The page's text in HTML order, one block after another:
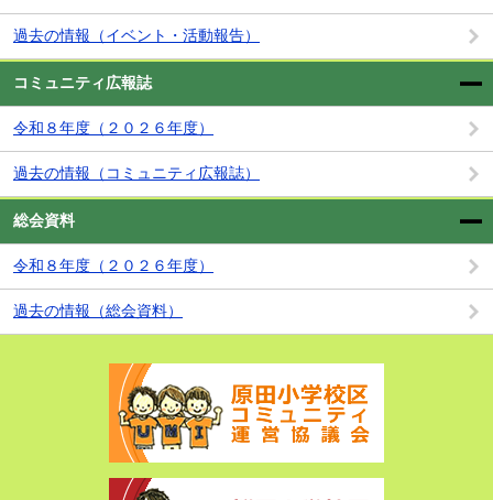
過去の情報（イベント・活動報告）
コミュニティ広報誌
令和８年度（２０２６年度）
過去の情報（コミュニティ広報誌）
総会資料
令和８年度（２０２６年度）
過去の情報（総会資料）